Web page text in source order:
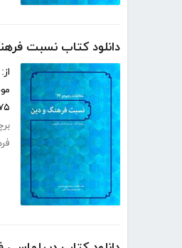
دانلود کتاب نسبت
از:
۷۵